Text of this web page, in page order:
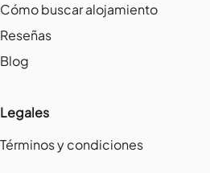
Cómo buscar alojamiento
Reseñas
Blog
Legales
Términos y condiciones